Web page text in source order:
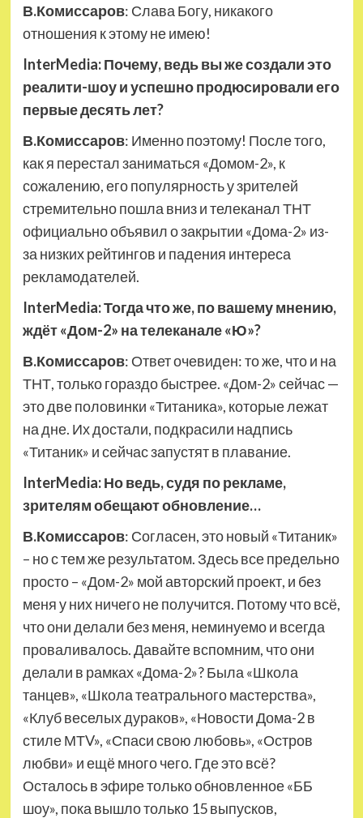
В.Комиссаров: Слава Богу, никакого
отношения к этому не имею!
InterMedia: Почему, ведь вы же создали это
реалити-шоу и успешно продюсировали его
первые десять лет?
В.Комиссаров: Именно поэтому! После того,
как я перестал заниматься «Домом-2», к
сожалению, его популярность у зрителей
стремительно пошла вниз и телеканал ТНТ
официально объявил о закрытии «Дома-2» из-
за низких рейтингов и падения интереса
рекламодателей.
InterMedia: Тогда что же, по вашему мнению,
ждёт «Дом-2» на телеканале «Ю»?
В.Комиссаров: Ответ очевиден: то же, что и на
ТНТ, только гораздо быстрее. «Дом-2» сейчас —
это две половинки «Титаника», которые лежат
на дне. Их достали, подкрасили надпись
«Титаник» и сейчас запустят в плавание.
InterMedia: Но ведь, судя по рекламе,
зрителям обещают обновление…
В.Комиссаров: Согласен, это новый «Титаник»
– но с тем же результатом. Здесь все предельно
просто – «Дом-2» мой авторский проект, и без
меня у них ничего не получится. Потому что всё,
что они делали без меня, неминуемо и всегда
проваливалось. Давайте вспомним, что они
делали в рамках «Дома-2»? Была «Школа
танцев», «Школа театрального мастерства»,
«Клуб веселых дураков», «Новости Дома-2 в
стиле МТV», «Спаси свою любовь», «Остров
любви» и ещё много чего. Где это всё?
Осталось в эфире только обновленное «ББ
шоу», пока вышло только 15 выпусков,